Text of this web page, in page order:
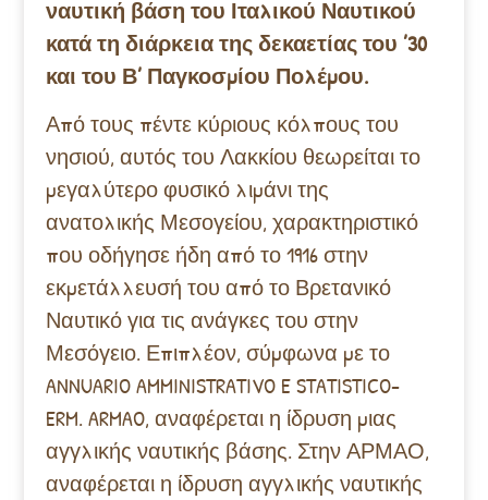
ναυτική βάση του Ιταλικού Ναυτικού
κατά τη διάρκεια της δεκαετίας του ’30
και του Β’ Παγκοσμίου Πολέμου.
Από τους πέντε κύριους κόλπους του
νησιού, αυτός του Λακκίου θεωρείται το
μεγαλύτερο φυσικό λιμάνι της
ανατολικής Μεσογείου, χαρακτηριστικό
που οδήγησε ήδη από το 1916 στην
εκμετάλλευσή του από το Βρετανικό
Ναυτικό για τις ανάγκες του στην
Μεσόγειο. Επιπλέον, σύμφωνα με το
ANNUARIO AMMINISTRATIVO E STATISTICO-
ERM. ARMAO, αναφέρεται η ίδρυση μιας
αγγλικής ναυτικής βάσης. Στην ΑΡΜΑΟ,
αναφέρεται η ίδρυση αγγλικής ναυτικής